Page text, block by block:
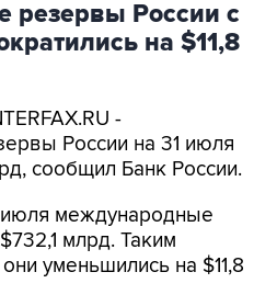
России с
на $11,8
-
России на 31 июля
сообщил Банк России.
международные
млрд. Таким
уменьшились на $11,8